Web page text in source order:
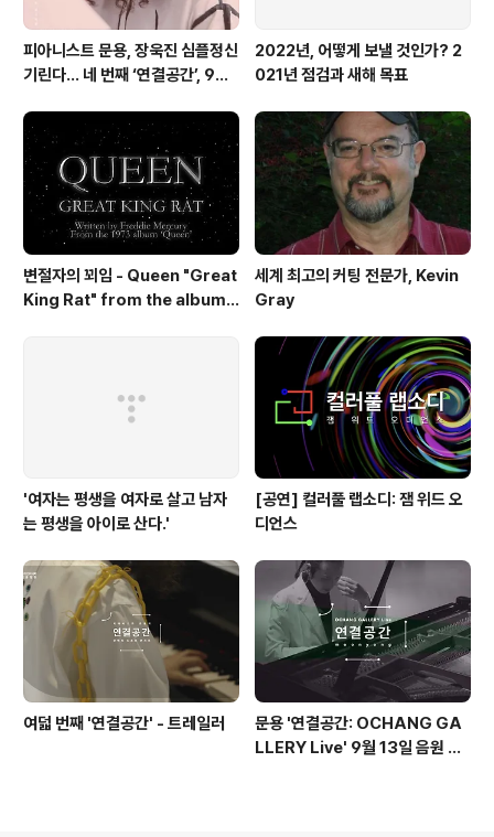
피아니스트 문용, 장욱진 심플정신
기린다… 네 번째 ‘연결공간’, 9월
2022년, 어떻게 보낼 것인가? 2
021년 점검과 새해 목표
변절자의 꾀임 - Queen "Great
King Rat" from the album
세계 최고의 커팅 전문가, Kevin
Gray
'여자는 평생을 여자로 살고 남자
는 평생을 아이로 산다.'
[공연] 컬러풀 랩소디: 잼 위드 오
디언스
여덟 번째 '연결공간' - 트레일러
문용 '연결공간: OCHANG GA
LLERY Live' 9월 13일 음원 발